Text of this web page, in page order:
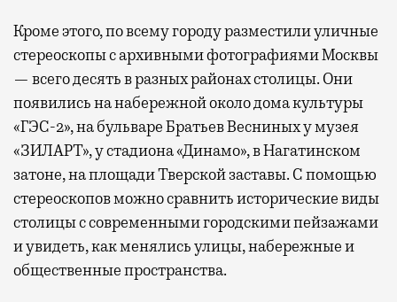
Кроме этого, по всему городу разместили уличные
стереоскопы с архивными фотографиями Москвы
— всего десять в разных районах столицы. Они
появились на набережной около дома культуры
«ГЭС-2», на бульваре Братьев Весниных у музея
«ЗИЛАРТ», у стадиона «Динамо», в Нагатинском
затоне, на площади Тверской заставы. С помощью
стереоскопов можно сравнить исторические виды
столицы с современными городскими пейзажами
и увидеть, как менялись улицы, набережные и
общественные пространства.